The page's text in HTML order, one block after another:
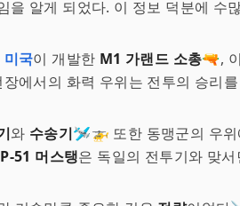
을 알게 되었다. 이 정보 덕분에 수
미국이 개발한 M1 가랜드 소총🔫,
장에서의 화력 우위는 전투의 승리
와 수송기🛩️🚁 또한 동맹군의 우위
P-51 머스탱은 독일의 전투기와 맞